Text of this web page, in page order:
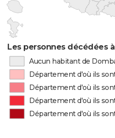
Les personnes décédées
Aucun habitant de
Département d'où ils
Département d'où ils
Département d'où ils
Département d'où ils